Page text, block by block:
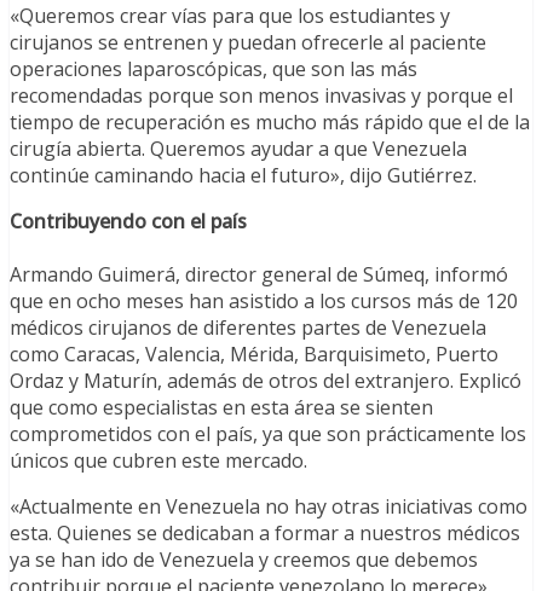
«Queremos crear vías para que los estudiantes y
cirujanos se entrenen y puedan ofrecerle al paciente
operaciones laparoscópicas, que son las más
recomendadas porque son menos invasivas y porque el
tiempo de recuperación es mucho más rápido que el de la
cirugía abierta. Queremos ayudar a que Venezuela
continúe caminando hacia el futuro», dijo Gutiérrez.
Contribuyendo con el país
Armando Guimerá, director general de Súmeq, informó
que en ocho meses han asistido a los cursos más de 120
médicos cirujanos de diferentes partes de Venezuela
como Caracas, Valencia, Mérida, Barquisimeto, Puerto
Ordaz y Maturín, además de otros del extranjero. Explicó
que como especialistas en esta área se sienten
comprometidos con el país, ya que son prácticamente los
únicos que cubren este mercado.
«Actualmente en Venezuela no hay otras iniciativas como
esta. Quienes se dedicaban a formar a nuestros médicos
ya se han ido de Venezuela y creemos que debemos